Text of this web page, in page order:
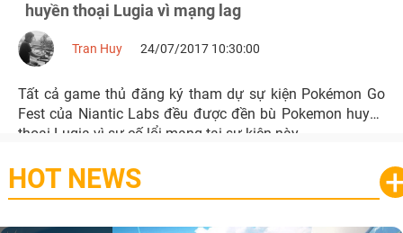
huyền thoại Lugia vì mạng lag
Tran Huy 24/07/2017 10:30:00
Tất cả game thủ đăng ký tham dự sự kiện Pokémon Go
Fest của Niantic Labs đều được đền bù Pokemon huyền
thoại Lugia vì sự cố lổi mạng tại sự kiện này.
HOT NEWS